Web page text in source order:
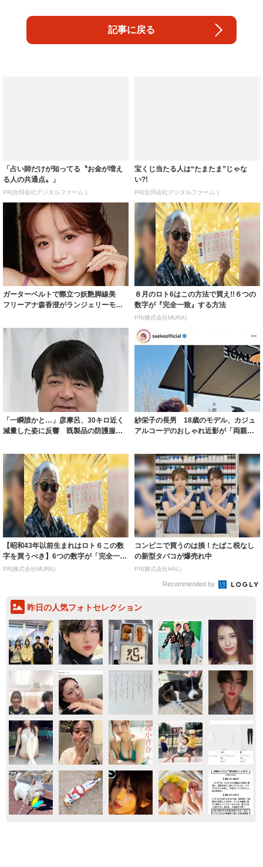
記事に戻る
「占い師だけが知ってる〝お金が増え
る人の共通点〟」
PR(合同会社デジタルファーム )
宝くじ当たる人は“たまたま”じゃな
い?!
PR(合同会社デジタルファーム )
ガーターベルトで際立つ妖艶脚線美
フリーアナ森香澄がランジェリーモデ
８月のロト6はこの方法で買え!!６つの
数字が『完全一致』する方法
PR(株式会社MURA)
「一瞬誰かと…」彦摩呂、30キロ近く
減量した姿に反響 既製品の防護服が
紗栄子の長男 18歳のモデル、カジュ
アルコーデのおしゃれ近影が「両親の
【昭和43年以前生まれはロト６この数
字を買うべき】6つの数字が「完全一
致」する方...
PR(株式会社MURA)
コンビニで買うのは損！たばこ税なし
の新型タバコが爆売れ中
PR(株式会社HAL)
Recommended by
昨日の人気フォトセレクション